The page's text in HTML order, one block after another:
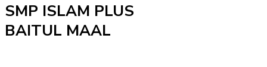
SMP ISLAM PLUS
BAITUL MAAL